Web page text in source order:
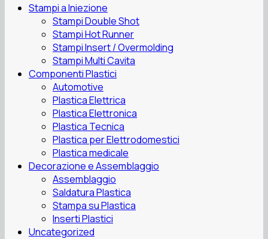
Stampi a Iniezione
Stampi Double Shot
Stampi Hot Runner
Stampi Insert / Overmolding
Stampi Multi Cavita
Componenti Plastici
Automotive
Plastica Elettrica
Plastica Elettronica
Plastica Tecnica
Plastica per Elettrodomestici
Plastica medicale
Decorazione e Assemblaggio
Assemblaggio
Saldatura Plastica
Stampa su Plastica
Inserti Plastici
Uncategorized